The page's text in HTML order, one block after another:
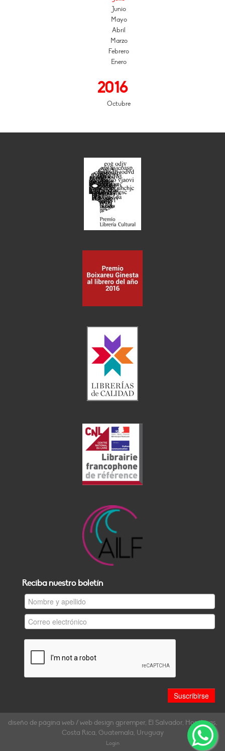
Junio
Mayo
Abril
Marzo
Febrero
Enero
2016
Octubre
Reciba nuestro boletín
diseño de página web / web design gpremper, El Salvador, Honduras,
Costa Rica, Guatemala, Uruguay
Login